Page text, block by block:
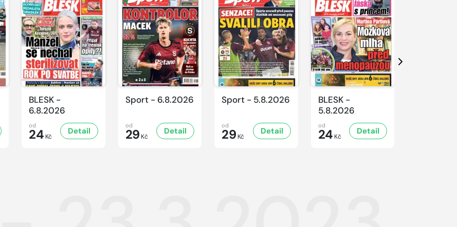
BLESK -
6.8.2026
od
24 Kč
Detail
Sport - 6.8.2026
od
29 Kč
Detail
Sport - 5.8.2026
od
29 Kč
Detail
BLESK -
5.8.2026
od
24 Kč
Detail
Další